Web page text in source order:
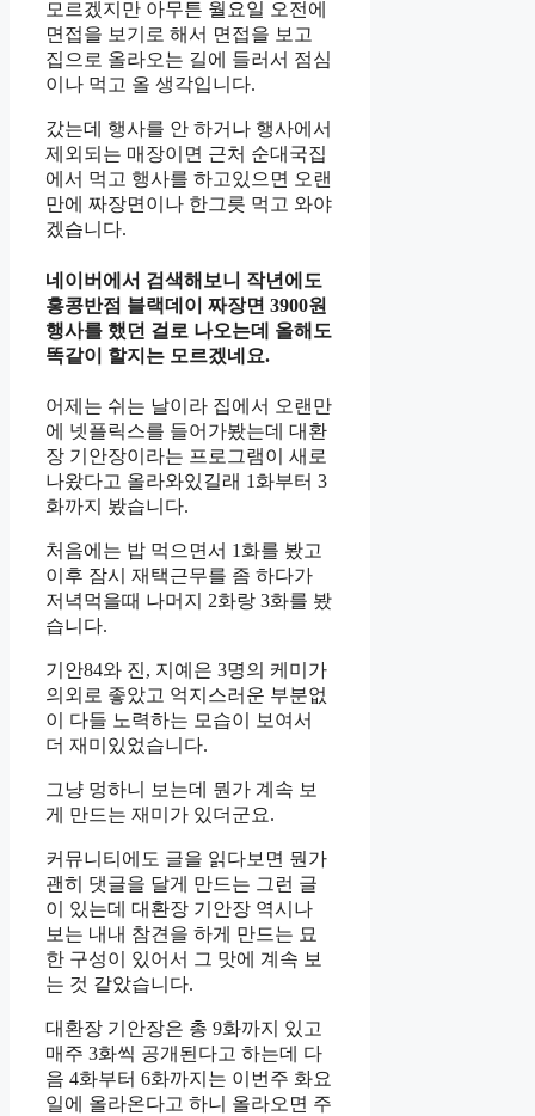
모르겠지만 아무튼 월요일 오전에
면접을 보기로 해서 면접을 보고
집으로 올라오는 길에 들러서 점심
이나 먹고 올 생각입니다.
갔는데 행사를 안 하거나 행사에서
제외되는 매장이면 근처 순대국집
에서 먹고 행사를 하고있으면 오랜
만에 짜장면이나 한그릇 먹고 와야
겠습니다.
네이버에서 검색해보니 작년에도
홍콩반점 블랙데이 짜장면 3900원
행사를 했던 걸로 나오는데 올해도
똑같이 할지는 모르겠네요.
어제는 쉬는 날이라 집에서 오랜만
에 넷플릭스를 들어가봤는데 대환
장 기안장이라는 프로그램이 새로
나왔다고 올라와있길래 1화부터 3
화까지 봤습니다.
처음에는 밥 먹으면서 1화를 봤고
이후 잠시 재택근무를 좀 하다가
저녁먹을때 나머지 2화랑 3화를 봤
습니다.
기안84와 진, 지예은 3명의 케미가
의외로 좋았고 억지스러운 부분없
이 다들 노력하는 모습이 보여서
더 재미있었습니다.
그냥 멍하니 보는데 뭔가 계속 보
게 만드는 재미가 있더군요.
커뮤니티에도 글을 읽다보면 뭔가
괜히 댓글을 달게 만드는 그런 글
이 있는데 대환장 기안장 역시나
보는 내내 참견을 하게 만드는 묘
한 구성이 있어서 그 맛에 계속 보
는 것 같았습니다.
대환장 기안장은 총 9화까지 있고
매주 3화씩 공개된다고 하는데 다
음 4화부터 6화까지는 이번주 화요
일에 올라온다고 하니 올라오면 주